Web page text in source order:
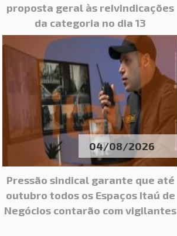
proposta geral às reivindicações
da categoria no dia 13
04/08/2026
Pressão sindical garante que até
outubro todos os Espaços Itaú de
Negócios contarão com vigilantes